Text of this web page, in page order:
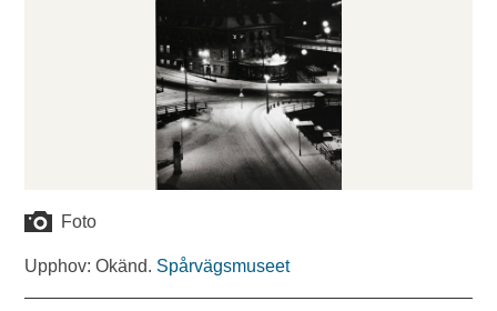
Foto
Upphov: Okänd. Spårvägsmuseet